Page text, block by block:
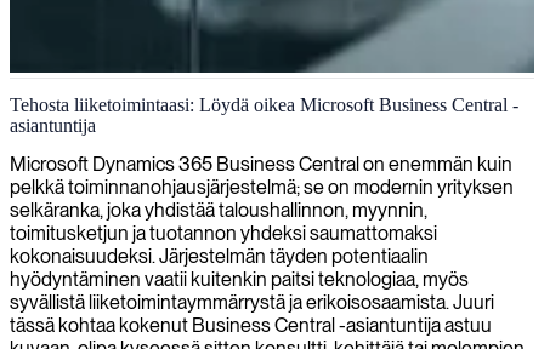
Microsoft Business Centralin käyttöönotto
Tarjoamme Microsoft Business Central -konsultointia auttaaksemme
optimoimaan liiketoimintaprosessejasi ja parantamaan
taloushallinnan toimintoja.
Tehosta liiketoimintaasi: Löydä oikea Microsoft Business Central -
asiantuntija
Microsoft Dynamics 365 Business Central on enemmän kuin
pelkkä toiminnanohjausjärjestelmä; se on modernin yrityksen
selkäranka, joka yhdistää taloushallinnon, myynnin,
toimitusketjun ja tuotannon yhdeksi saumattomaksi
kokonaisuudeksi. Järjestelmän täyden potentiaalin
hyödyntäminen vaatii kuitenkin paitsi teknologiaa, myös
syvällistä liiketoimintaymmärrystä ja erikoisosaamista. Juuri
tässä kohtaa kokenut Business Central -asiantuntija astuu